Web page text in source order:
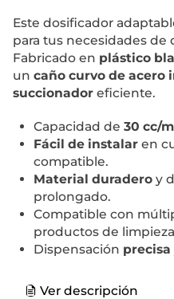
Este dosificador
para tus necesidades
Fabricado en plástico
un caño curvo de acero
succionador eficiente.
Capacidad de 30 cc/
Fácil de instalar en
compatible.
Material duradero y
prolongado.
Compatible con
productos de
Dispensación precisa
Ver descripción